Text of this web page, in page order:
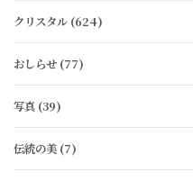
クリスタル (624)
おしらせ (77)
写真 (39)
伝統の美 (7)